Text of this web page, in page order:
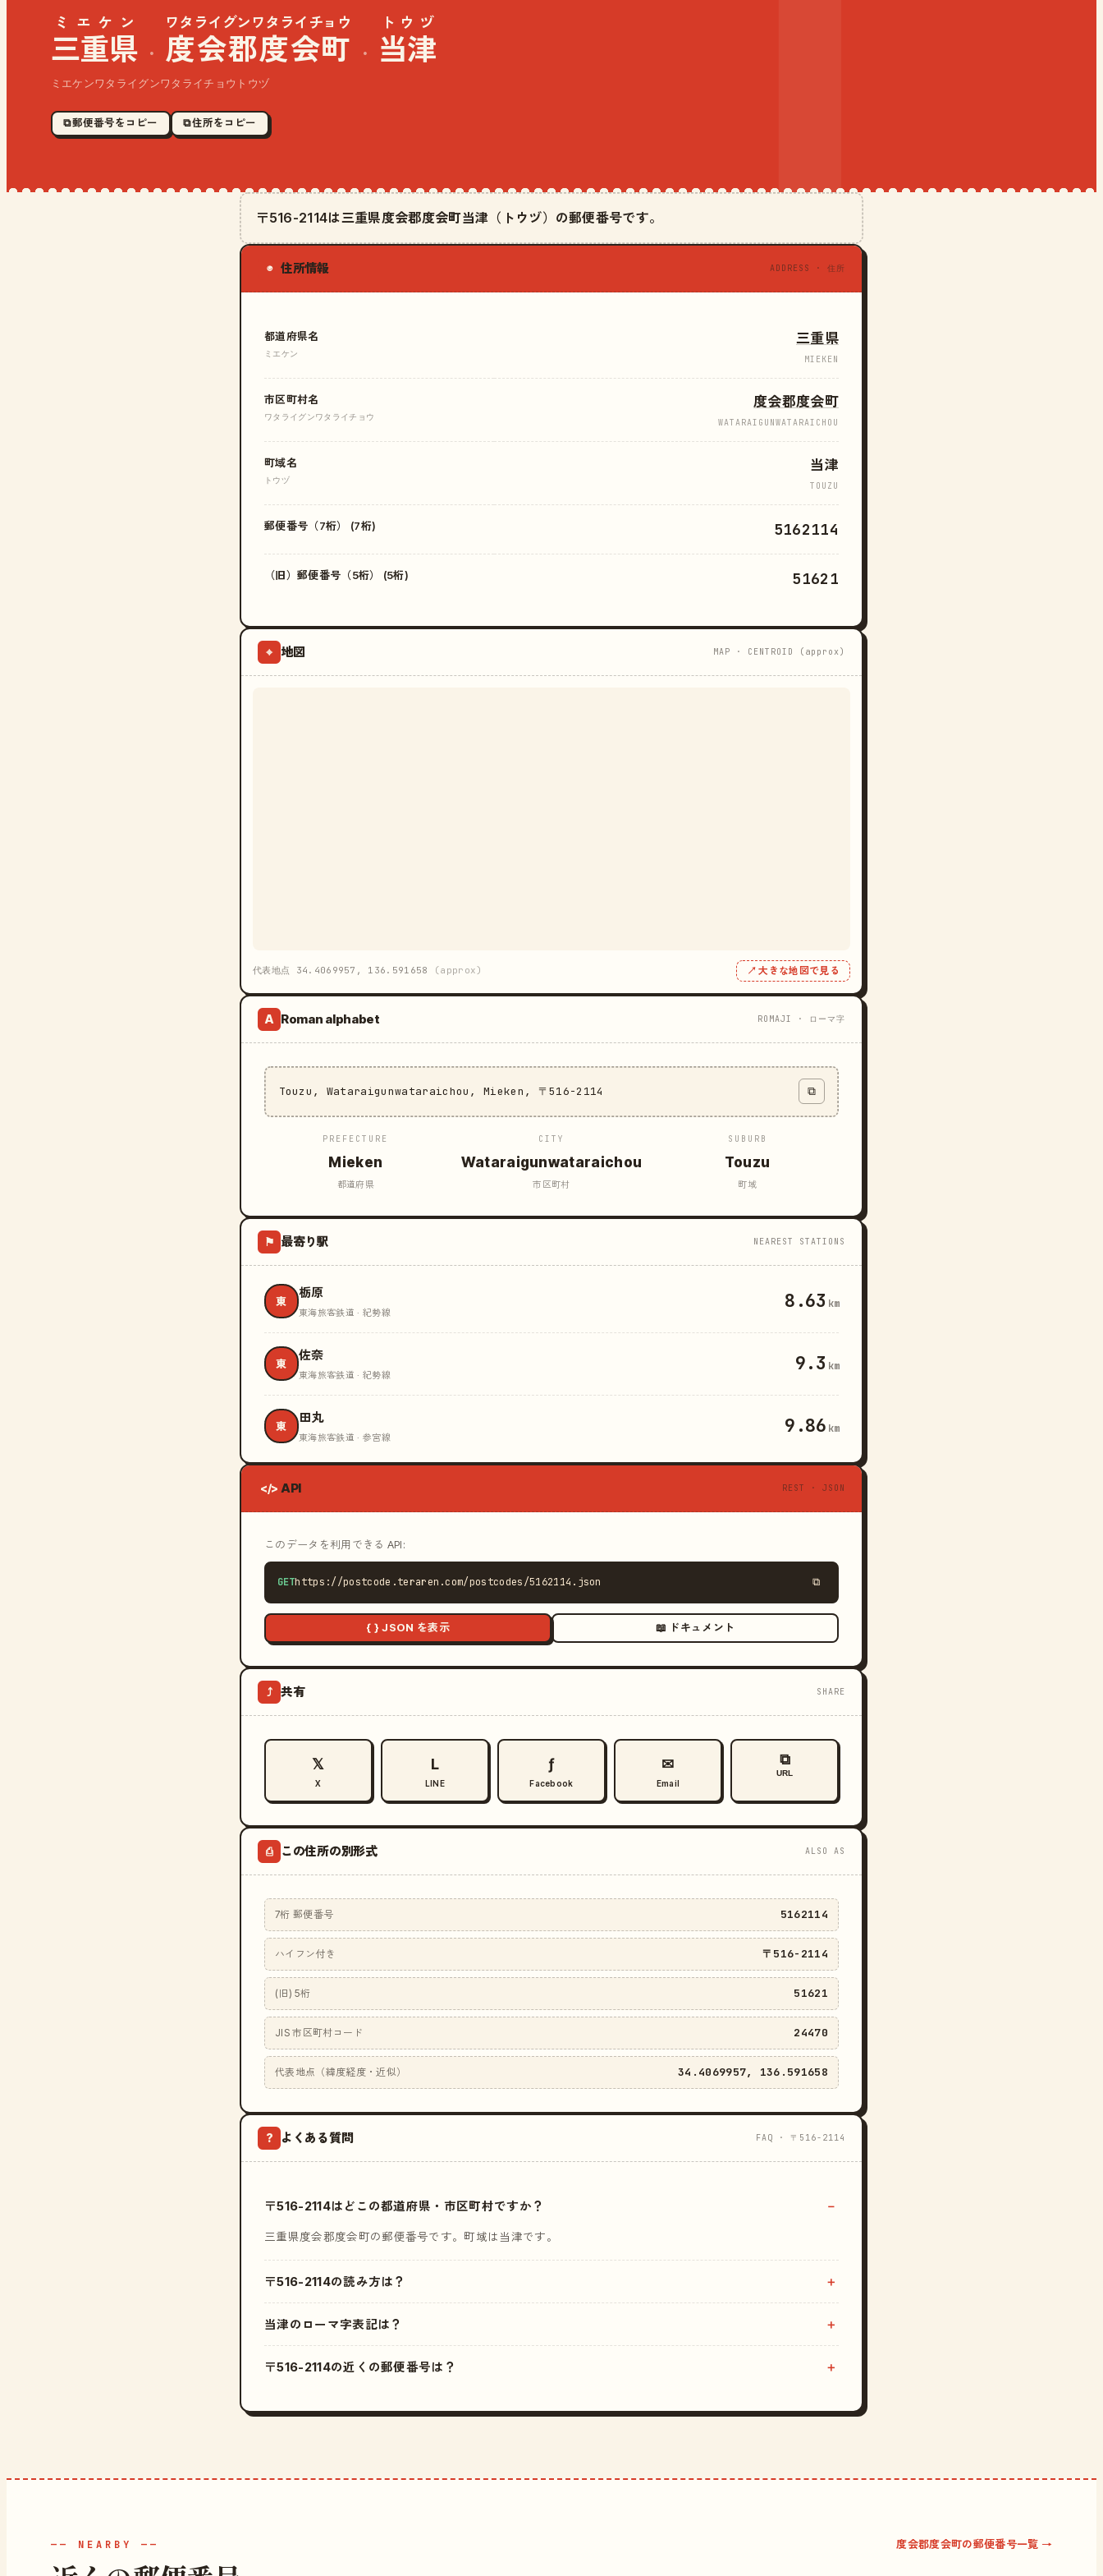
三重県
ミエケン
· 度会郡度会町
ワタライグンワタライチョウ
· 当津
トウヅ
ミエケンワタライグンワタライチョウトウヅ
⧉ 郵便番号をコピー ⧉ 住所をコピー
〒516-2114は三重県度会郡度会町当津（トウヅ）の郵便番号です。
◉ 住所情報 ADDRESS · 住所
都道府県名
ミエケン
三重県
MIEKEN
市区町村名
ワタライグンワタライチョウ
度会郡度会町
WATARAIGUNWATARAICHOU
町域名
トウヅ
当津
TOUZU
郵便番号（7桁） (7桁) 5162114
（旧）郵便番号（5桁） (5桁) 51621
⌖ 地図 MAP · CENTROID (approx)
代表地点 34.4069957, 136.591658 (approx) ↗ 大きな地図で見る
A Roman alphabet ROMAJI · ローマ字
Touzu, Wataraigunwataraichou, Mieken, 〒516-2114 ⧉
PREFECTURE
Mieken
都道府県
CITY
Wataraigunwataraichou
市区町村
SUBURB
Touzu
町域
⚑ 最寄り駅 NEAREST STATIONS
東
栃原
東海旅客鉄道 · 紀勢線 8.63 km
東
佐奈
東海旅客鉄道 · 紀勢線 9.3 km
東
田丸
東海旅客鉄道 · 参宮線 9.86 km
</> API REST · JSON
このデータを利用できる API:
GEThttps://postcode.teraren.com/postcodes/5162114.json ⧉
{ } JSON を表示 📖 ドキュメント
⤴ 共有 SHARE
𝕏
X
L
LINE
ƒ
Facebook
✉
Email
⧉
URL
⎙ この住所の別形式 ALSO AS
7桁 郵便番号 5162114
ハイフン付き 〒516-2114
(旧) 5桁 51621
JIS 市区町村コード 24470
代表地点（緯度経度・近似） 34.4069957, 136.591658
? よくある質問 FAQ · 〒516-2114
〒516-2114はどこの都道府県・市区町村ですか？
三重県度会郡度会町の郵便番号です。町域は当津です。
〒516-2114の読み方は？
当津のローマ字表記は？
〒516-2114の近くの郵便番号は？
—— NEARBY —— 度会郡度会町の郵便番号一覧 →